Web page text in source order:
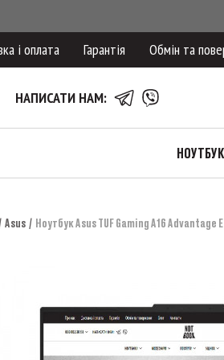
і оплата Гарантія Обмін та
НАПИСАТИ НАМ:
Asus Ноутбук Asus TUF Gaming A16 Advantage